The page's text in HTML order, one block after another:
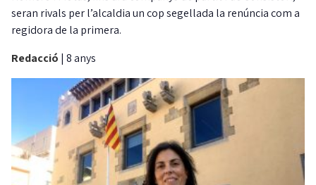
seran rivals per l’alcaldia un cop segellada la renúncia com a
regidora de la primera.
Redacció | 8 anys